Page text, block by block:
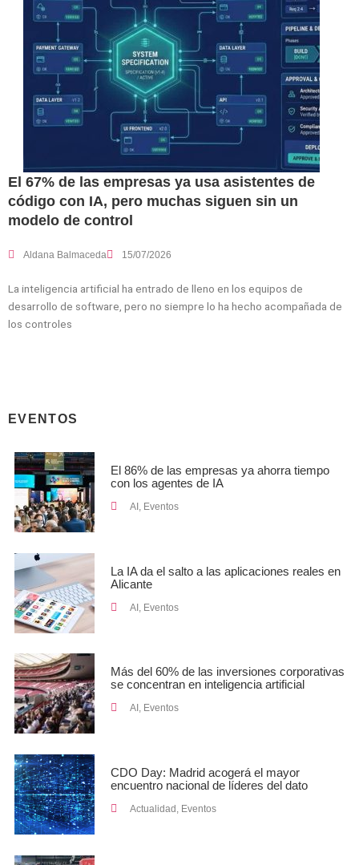
El 67% de las empresas ya usa asistentes de
código con IA, pero muchas siguen sin un
modelo de control
Aldana Balmaceda 15/07/2026
La inteligencia artificial ha entrado de lleno en los equipos de
desarrollo de software, pero no siempre lo ha hecho acompañada de
los controles
EVENTOS
El 86% de las empresas ya ahorra tiempo
con los agentes de IA
AI, Eventos
La IA da el salto a las aplicaciones reales en
Alicante
AI Eventos
Más del 60% de las inversiones corporativas
se concentran en inteligencia artificial
AI , Eventos
CDO Day: Madrid acogerá el mayor
encuentro nacional de líderes del dato
Actualidad, Eventos